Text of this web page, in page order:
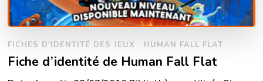
FICHES D'IDENTITÉ DES JEUX HUMAN FALL FLAT
Fiche d’identité de Human Fall Flat